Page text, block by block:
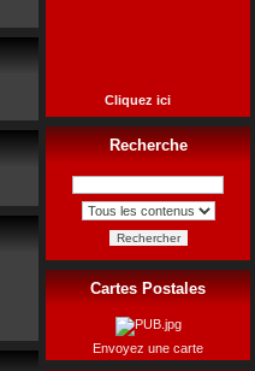
Cliquez ici
Recherche
Rechercher
Cartes Postales
Envoyez une carte